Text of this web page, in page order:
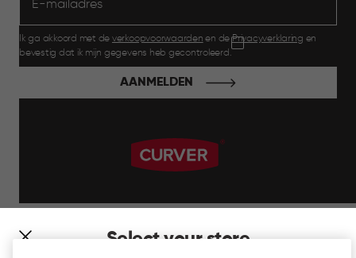
Select your store
Ik ga akkoord met de verkoopvoorwaarden en dePrivacyverklaring en
bevestig dat ik mijn gegevens heb gecontroleerd.
AANMELDEN